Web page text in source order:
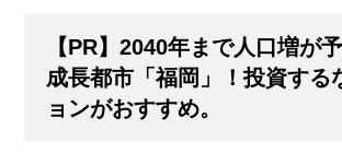
【PR】2040年まで人口増が
成長都市「福岡」！投資する
ョンがおすすめ。